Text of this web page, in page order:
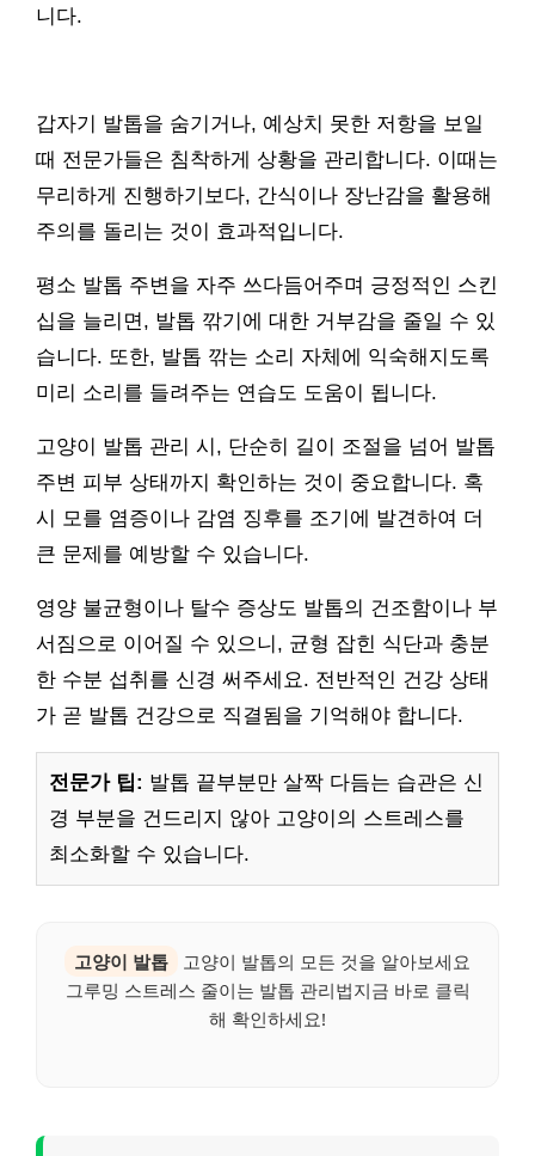
니다.
갑자기 발톱을 숨기거나, 예상치 못한 저항을 보일
때 전문가들은 침착하게 상황을 관리합니다. 이때는
무리하게 진행하기보다, 간식이나 장난감을 활용해
주의를 돌리는 것이 효과적입니다.
평소 발톱 주변을 자주 쓰다듬어주며 긍정적인 스킨
십을 늘리면, 발톱 깎기에 대한 거부감을 줄일 수 있
습니다. 또한, 발톱 깎는 소리 자체에 익숙해지도록
미리 소리를 들려주는 연습도 도움이 됩니다.
고양이 발톱 관리 시, 단순히 길이 조절을 넘어 발톱
주변 피부 상태까지 확인하는 것이 중요합니다. 혹
시 모를 염증이나 감염 징후를 조기에 발견하여 더
큰 문제를 예방할 수 있습니다.
영양 불균형이나 탈수 증상도 발톱의 건조함이나 부
서짐으로 이어질 수 있으니, 균형 잡힌 식단과 충분
한 수분 섭취를 신경 써주세요. 전반적인 건강 상태
가 곧 발톱 건강으로 직결됨을 기억해야 합니다.
전문가 팁: 발톱 끝부분만 살짝 다듬는 습관은 신
경 부분을 건드리지 않아 고양이의 스트레스를
최소화할 수 있습니다.
고양이 발톱
고양이 발톱의 모든 것을 알아보세요
그루밍 스트레스 줄이는 발톱 관리법지금 바로 클릭
해 확인하세요!